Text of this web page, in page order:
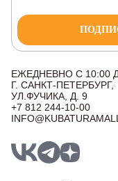
ЕЖЕДНЕВНО С 10:00
Г. САНКТ-ПЕТЕРБУРГ,
УЛ.ФУЧИКА, Д. 9
+7 812 244-10-00